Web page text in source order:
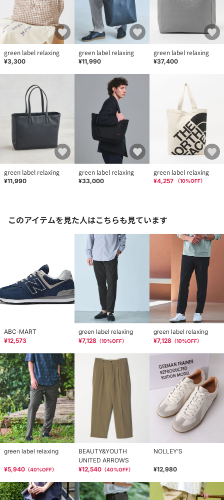
green label relaxing
¥3,300
green label relaxing
¥11,990
green label relaxing
¥37,400
green label relaxing
¥11,990
green label relaxing
¥33,000
green label relaxing
¥4,257 （10%OFF）